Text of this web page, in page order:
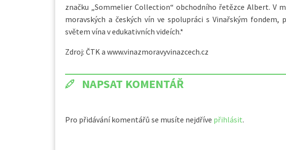
značku „Sommelier Collection“ obchodního řetězce Albert. V
moravských a českých vín ve spolupráci s Vinařským
světem vína v edukativních videích.*
Zdroj: ČTK a www.vinazmoravyvinazcech.cz
NAPSAT KOMENTÁŘ
Pro přidávání komentářů se musíte nejdříve přihlásit.